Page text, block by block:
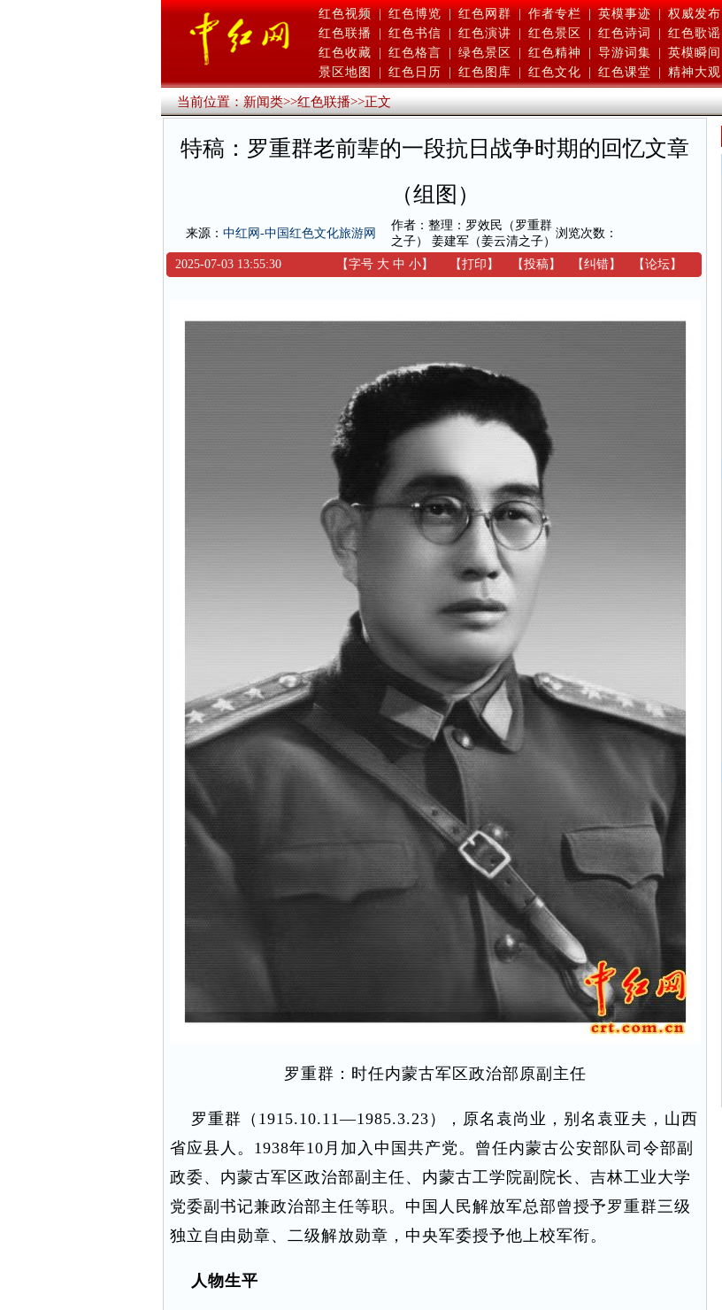
红色视频 | 红色博览 | 红色网群 | 作者专栏 | 英模事迹 | 权威发布
红色联播
红色书信 红色演讲 红色景区 红色诗词 红色歌谣
红色收藏
红色格言 绿色景区 红色精神 导游词集 英模瞬间
景区地图
红色日历 红色图库 红色文化 红色课堂 精神大观
当前位置：新闻类>>红色联播>>正文
特稿：罗重群老前辈的一段抗日战争时期的回忆文章
（组图）
来源： 中红网-中国红色文化旅游网
作者：整理：罗效民（罗重群
之子） 姜建军（姜云清之子）
浏览次数：
2025-07-03 13:55:30 【字号 大 中 小】 【打印 】 【投稿】 【纠错】 【论坛】
罗重群：时任内蒙古军区政治部原副主任
罗重群（1915.10.11—1985.3.23），原名袁尚业，别名袁亚夫，山西
省应县人。1938年10月加入中国共产党。曾任内蒙古公安部队司令部副
政委、内蒙古军区政治部副主任、内蒙古工学院副院长、吉林工业大学
党委副书记兼政治部主任等职。中国人民解放军总部曾授予罗重群三级
独立自由勋章、二级解放勋章，中央军委授予他上校军衔。
人物生平